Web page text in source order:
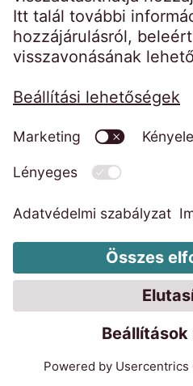
erőssége. Milyen
sikertényezők
pénzügyi év
Marwin Ramcke:
Teljesen igaz – az a
vagyunk pozícionálva,
kockázatokat
határokon átnyúló
folyamatosan tanulunk